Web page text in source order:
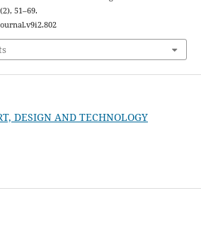
(2), 51–69.
DESIGN AND TECHNOLOGY